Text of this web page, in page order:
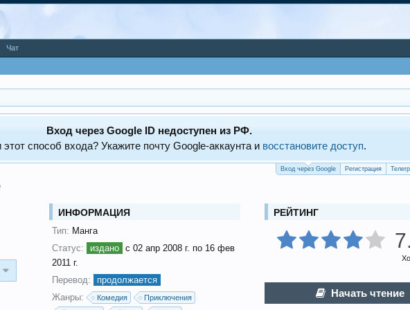
Вход через Google ID недоступен из РФ.
способ входа? Укажите почту Google‑аккаунта и восстановите доступ.
Вход через Google Регистрация
ИНФОРМАЦИЯ
Тип: Манга
Статус:
издано
с 02 апр 2008 г. по 16 фев
2011 г.
Перевод:
продолжается
Жанры:
Комедия
Приключения
РЕЙТИНГ
Начать чтение
Чат